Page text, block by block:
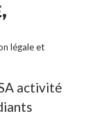
légale et
activité